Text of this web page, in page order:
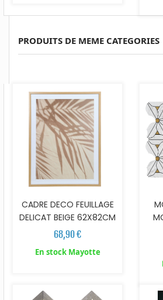
PRODUITS DE MEME CATEGORIES
CADRE DECO FEUILLAGE
DELICAT BEIGE 62X82CM
68,90 €
En stock Mayotte